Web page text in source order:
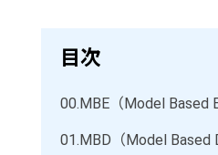
目次
00.MBE（Model Based
01.MBD（Model Based